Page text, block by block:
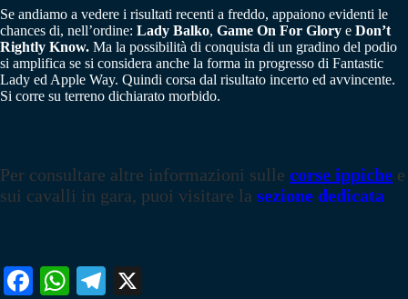
Se andiamo a vedere i risultati recenti a freddo, appaiono evidenti le
chances di, nell’ordine: Lady Balko, Game On For Glory e Don’t
Rightly Know. Ma la possibilità di conquista di un gradino del podio
si amplifica se si considera anche la forma in progresso di Fantastic
Lady ed Apple Way. Quindi corsa dal risultato incerto ed avvincente.
Si corre su terreno dichiarato morbido.
Per consultare altre informazioni sulle corse ippiche e
sui cavalli in gara, puoi visitare la sezione dedicata
Fa W
Te